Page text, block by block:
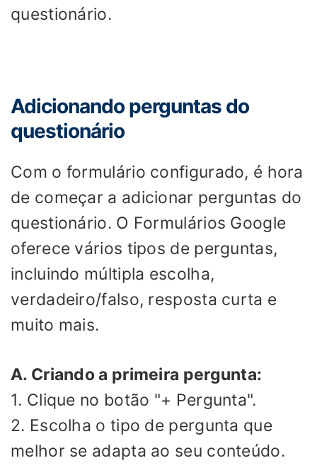
questionário.
Adicionando perguntas do
questionário
Com o formulário configurado, é hora
de começar a adicionar perguntas do
questionário. O Formulários Google
oferece vários tipos de perguntas,
incluindo múltipla escolha,
verdadeiro/falso, resposta curta e
muito mais.
A. Criando a primeira pergunta:
1. Clique no botão "+ Pergunta".
2. Escolha o tipo de pergunta que
melhor se adapta ao seu conteúdo.